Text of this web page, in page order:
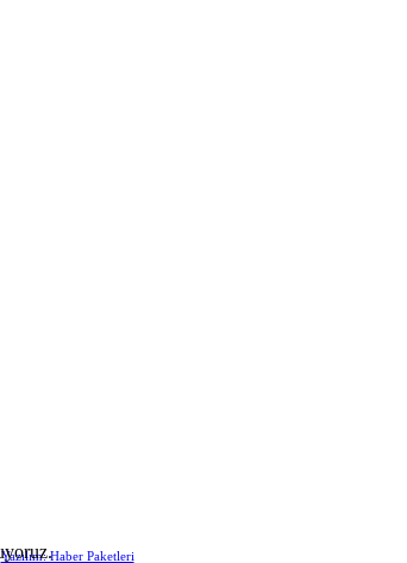
Yazılım: Haber Paketleri